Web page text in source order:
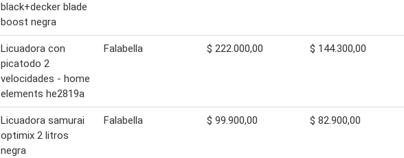
black+decker blade
boost negra
Licuadora con
picatodo 2
velocidades - home
elements he2819a
Falabella $ 222.000,00 $ 144.300,00
Licuadora samurai
optimix 2 litros
negra
Falabella $ 99.900,00 $ 82.900,00